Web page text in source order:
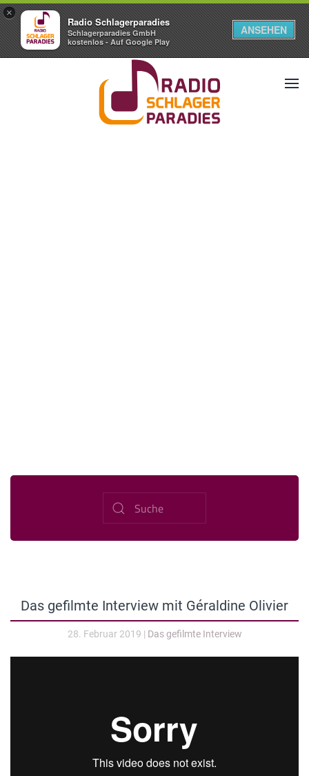
×
Radio Schlagerparadies
Schlagerparadies GmbH
kostenlos - Auf Google Play
ANSEHEN
Das gefilmte Interview mit Géraldine Olivier
28. Februar 2019 | Das gefilmte Interview